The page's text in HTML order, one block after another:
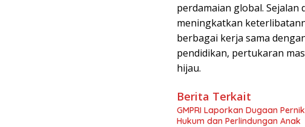
perdamaian global.
meningkatkan
berbagai kerja sama
pendidikan, pertukaran
hijau.
Berita Terkait
GMPRI Laporkan Dugaan
Hukum dan Perlindungan Anak